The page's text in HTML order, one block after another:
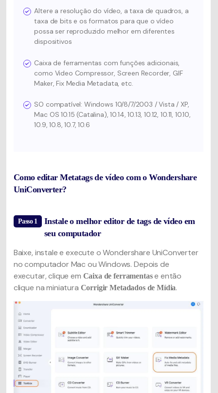
Altere a resolução do vídeo, a taxa de quadros, a
taxa de bits e os formatos para que o vídeo
possa ser reproduzido melhor em diferentes
dispositivos
Caixa de ferramentas com funções adicionais,
como Video Compressor, Screen Recorder, GIF
Maker, Fix Media Metadata, etc.
SO compatível: Windows 10/8/7/2003 / Vista / XP,
Mac OS 10.15 (Catalina), 10.14, 10.13, 10.12, 10.11, 10.10,
10.9, 10.8, 10.7, 10.6
Como editar Metatags de vídeo com o Wondershare
UniConverter?
Passo 1
Instale o melhor editor de tags de vídeo em
seu computador
Baixe, instale e execute o Wondershare UniConverter
no computador Mac ou Windows. Depois de
executar, clique em Caixa de ferramentase então
clique na miniatura Corrigir Metadados de Mídia.